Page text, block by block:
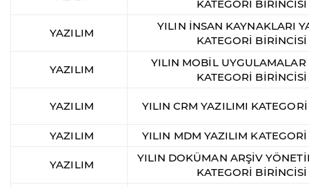
KATEGORİ BİRİNCİSİ
YAZILIM
YILIN İNSAN KAYNAKLARI
KATEGORİ BİRİNCİSİ
YAZILIM
YILIN MOBİL UYGULAMALAR
KATEGORİ BİRİNCİSİ
YAZILIM YILIN CRM YAZILIMI
YAZILIM YILIN MDM YAZILIM
YAZILIM
YILIN DOKÜMAN ARŞİV
KATEGORİ BİRİNCİSİ